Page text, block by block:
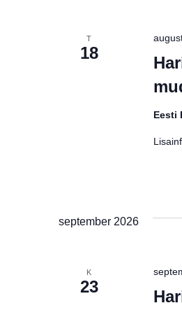
T
18
Eesti
september 2026
K
23